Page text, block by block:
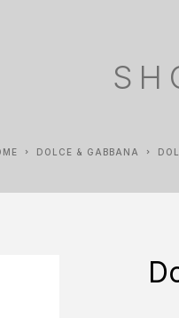
DOLCE & GABBANA